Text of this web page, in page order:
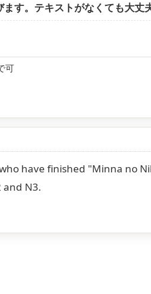
す。テキストがなくても大丈
可
have finished "Minna no
and N3.